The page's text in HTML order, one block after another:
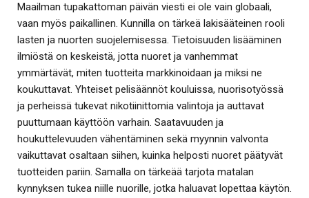
Maailman tupakattoman päivän viesti ei ole vain globaali,
vaan myös paikallinen. Kunnilla on tärkeä lakisääteinen rooli
lasten ja nuorten suojelemisessa. Tietoisuuden lisääminen
ilmiöstä on keskeistä, jotta nuoret ja vanhemmat
ymmärtävät, miten tuotteita markkinoidaan ja miksi ne
koukuttavat. Yhteiset pelisäännöt kouluissa, nuorisotyössä
ja perheissä tukevat nikotiinittomia valintoja ja auttavat
puuttumaan käyttöön varhain. Saatavuuden ja
houkuttelevuuden vähentäminen sekä myynnin valvonta
vaikuttavat osaltaan siihen, kuinka helposti nuoret päätyvät
tuotteiden pariin. Samalla on tärkeää tarjota matalan
kynnyksen tukea niille nuorille, jotka haluavat lopettaa käytön.